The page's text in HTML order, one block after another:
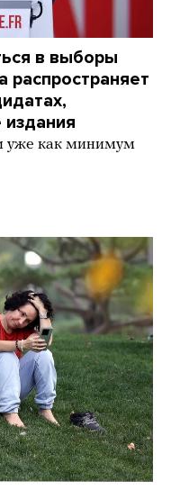
в выборы
распространяет
уже как минимум